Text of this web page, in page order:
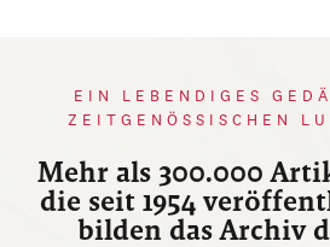
EIN LEBENDIGES
ZEITGENÖSSISCHEN
Mehr als 300.000
die seit 1954
bilden das Archiv